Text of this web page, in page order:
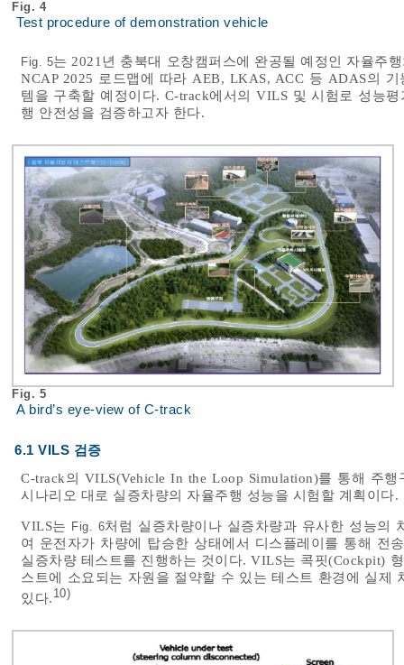
Fig. 4
Test procedure of demonstration vehicle
Fig. 5는 2021년 충북대 오창캠퍼스에 완공될 예정인 자율주
NCAP 2025 로드맵에 따라 AEB, LKAS, ACC 등 ADAS의
템을 구축할 예정이다. C-track에서의 VILS 및 시험로 성능
행 안전성을 검증하고자 한다.
Fig. 5
A bird’s eye-view of C-track
6.1 VILS 검증
C-track의 VILS(Vehicle In the Loop Simulation)를 통해 주
시나리오 대로 실증차량의 자율주행 성능을 시험할 계획이다.
VILS는 Fig. 6처럼 실증차량이나 실증차량과 유사한 성능의
여 운전자가 차량에 탑승한 상태에서 디스플레이를 통해 전
실증차량 테스트를 진행하는 것이다. VILS는 콕핏(Cockpit)
스트에 소요되는 자원을 절약할 수 있는 테스트 환경에 실제
있다. 10)